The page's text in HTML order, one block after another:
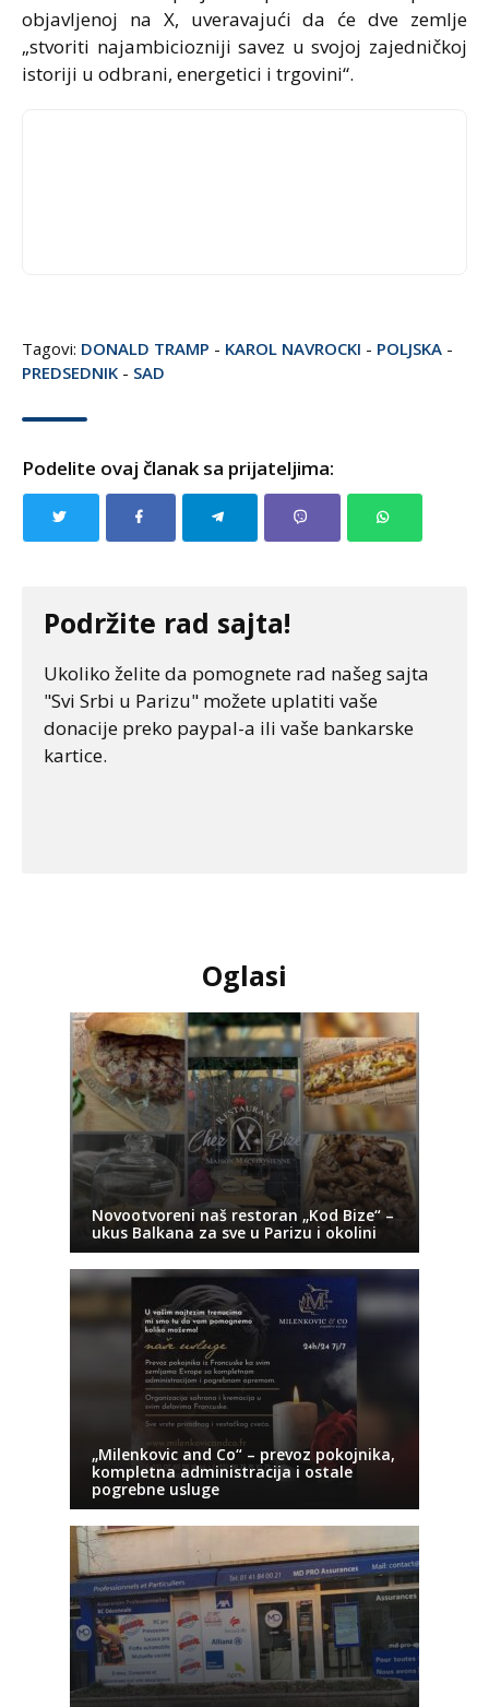
objavljenoj na X, uveravajući da će dve zemlje
„stvoriti najambiciozniji savez u svojoj zajedničkoj
istoriji u odbrani, energetici i trgovini“.
Tagovi: DONALD TRAMP - KAROL NAVROCKI - POLJSKA -
PREDSEDNIK - SAD
Podelite ovaj članak sa prijateljima:
Podržite rad sajta!
Ukoliko želite da pomognete rad našeg sajta
"Svi Srbi u Parizu" možete uplatiti vaše
donacije preko paypal-a ili vaše bankarske
kartice.
Oglasi
Novootvoreni naš restoran „Kod Bize“ –
ukus Balkana za sve u Parizu i okolini
„Milenkovic and Co“ – prevoz pokojnika,
kompletna administracija i ostale
pogrebne usluge